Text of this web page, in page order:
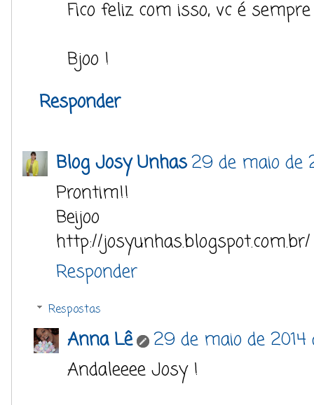
Fico feliz com isso, vc é
Bjoo !
Responder
Blog Josy Unhas29 de maio de
Prontim!!
Beijoo
http://josyunhas.blogspot.com.br/
Responder
Respostas
Anna Lê
29 de maio de
Andaleeee Josy !